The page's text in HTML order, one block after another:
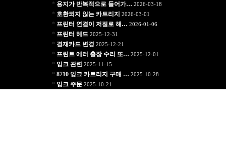
* 용지가 반복적으로 들어가… 2026-03-18
* 호환되지 않는 카트리지 2026-03-01
* 프린터 연결이 저절로 해… 2026-01-06
* 프린터 헤드 2025-12-31
* 결재카드 변경 2025-12-21
* 프린트 에러 출장 수리 또… 2025-12-01
* 잉크 관련 2025-11-15
* 8710 잉크 카트리지 구매 … 2025-10-28
* 잉크 주문2025-10-21